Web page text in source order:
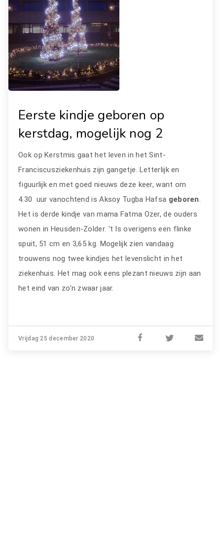
Eerste kindje geboren op
kerstdag, mogelijk nog 2
Ook op Kerstmis gaat het leven in het Sint-
Franciscusziekenhuis zijn gangetje. Letterlijk en
figuurlijk en met goed nieuws deze keer, want om
4.30 uur vanochtend is Aksoy Tugba Hafsa geboren.
Het is derde kindje van mama Fatma Ozer, de ouders
wonen in Heusden-Zolder. 't Is overigens een flinke
spuit, 51 cm en 3,65 kg. Mogelijk zien vandaag
trouwens nog twee kindjes het levenslicht in het
ziekenhuis. Het mag ook eens plezant nieuws zijn aan
het eind van zo'n zwaar jaar.
Vrijdag 25 december 2020